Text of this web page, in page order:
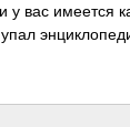
у вас имеется